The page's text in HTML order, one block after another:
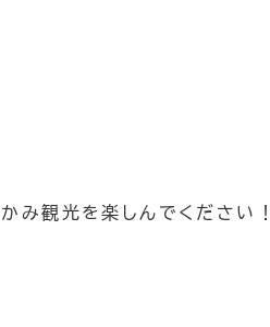
み観光を楽しんでください！